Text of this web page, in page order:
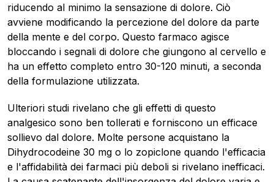
riducendo al minimo la sensazione di dolore. Ciò
avviene modificando la percezione del dolore da parte
della mente e del corpo. Questo farmaco agisce
bloccando i segnali di dolore che giungono al cervello e
ha un effetto completo entro 30-120 minuti, a seconda
della formulazione utilizzata.
Ulteriori studi rivelano che gli effetti di questo
analgesico sono ben tollerati e forniscono un efficace
sollievo dal dolore. Molte persone acquistano la
Dihydrocodeine 30 mg o lo zopiclone quando l'efficacia
e l'affidabilità dei farmaci più deboli si rivelano inefficaci.